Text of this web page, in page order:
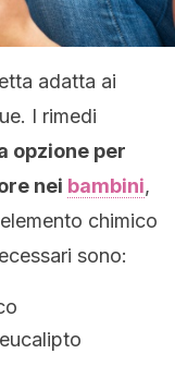
adatta ai
I rimedi
opzione per
nei bambini,
chimico
sono: